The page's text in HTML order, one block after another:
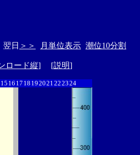
翌日 ＞＞ 月単位表示 潮位10分割
ロード縦] [説明]
15 16 17 18 192021222324